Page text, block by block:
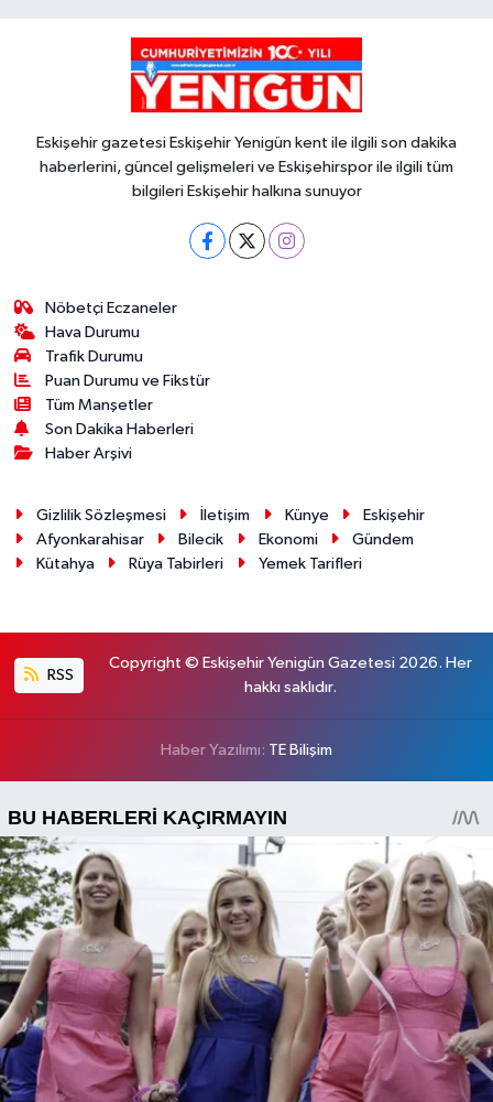
Eskişehir gazetesi Eskişehir Yenigün kent ile ilgili son dakika
haberlerini, güncel gelişmeleri ve Eskişehirspor ile ilgili tüm
bilgileri Eskişehir halkına sunuyor
Nöbetçi Eczaneler
Hava Durumu
Trafik Durumu
Puan Durumu ve Fikstür
Tüm Manşetler
Son Dakika Haberleri
Haber Arşivi
Gizlilik Sözleşmesi İletişim Künye
Eskişehir
Afyonkarahisar
Bilecik Ekonomi
Gündem
Kütahya
Rüya Tabirleri Yemek Tarifleri
RSS
Copyright © Eskişehir Yenigün Gazetesi 2026. Her
hakkı saklıdır.
Haber Yazılımı: TE Bilişim